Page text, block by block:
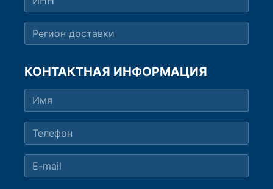
КОНТАКТНАЯ ИНФОРМАЦИЯ